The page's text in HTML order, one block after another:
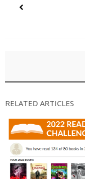
RELATED ARTICLES